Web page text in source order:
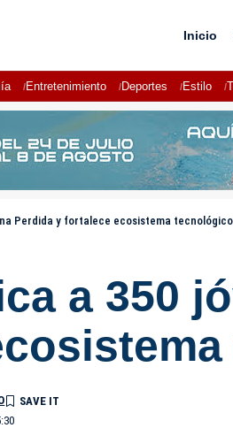
Inicio
Entretenimiento Deportes Estilo
Perdida y fortalece ecosistema
a 350